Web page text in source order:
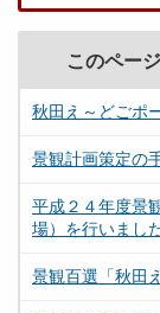
このペー
秋田え～どごポ
景観計画策定の
平成２４年度景
場）を行いまし
景観百選「秋田